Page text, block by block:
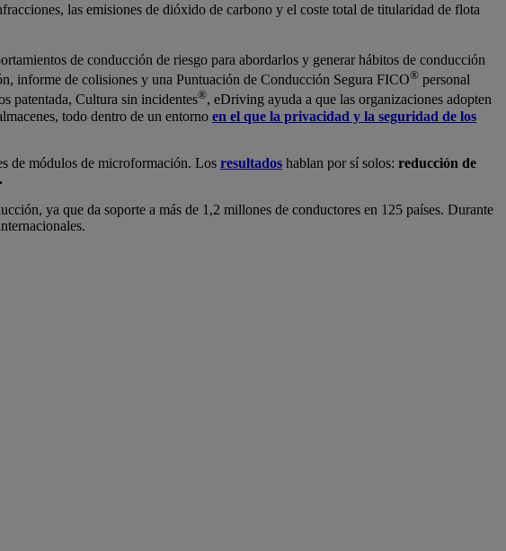
las emisiones de dióxido de carbono y el coste total de titularidad de flota
de conducción de riesgo para abordarlos y generar hábitos de conducción
informe de colisiones y una Puntuación de Conducción Segura FICO® personal
patentada, Cultura sin incidentes®, eDriving ayuda a que las organizaciones adopten
todo dentro de un entorno en el que la privacidad y la seguridad de los
de módulos de microformación. Los resultados hablan por sí solos: reducción de
.
ya que da soporte a más de 1,2 millones de conductores en 125 países. Durante